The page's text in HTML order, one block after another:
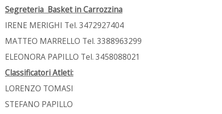
Segreteria Basket in Carrozzina
IRENE MERIGHI Tel. 3472927404
MATTEO MARRELLO Tel. 3388963299
ELEONORA PAPILLO Tel. 3458088021
Classificatori Atleti:
LORENZO TOMASI
STEFANO PAPILLO